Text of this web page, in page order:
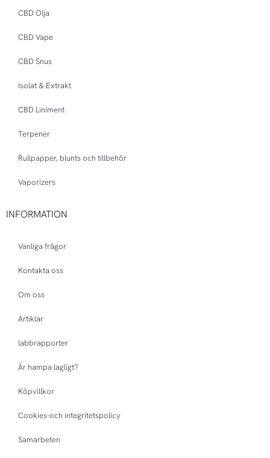
CBD Olja
CBD Vape
CBD Snus
Isolat & Extrakt
CBD Liniment
Terpener
Rullpapper, blunts och tillbehör
Vaporizers
INFORMATION
Vanliga frågor
Kontakta oss
Om oss
Artiklar
labbrapporter
Är hampa lagligt?
Köpvillkor
Cookies-och integritetspolicy
Samarbeten